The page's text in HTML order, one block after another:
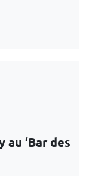
‘Bar des